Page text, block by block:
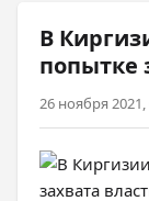
В
попытке
26 ноября 2021,